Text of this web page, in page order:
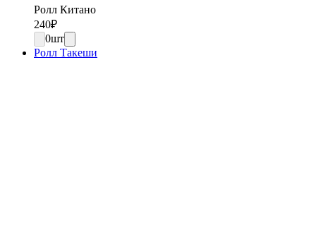
Ролл Китано
240₽
0шт
Ролл Такеши